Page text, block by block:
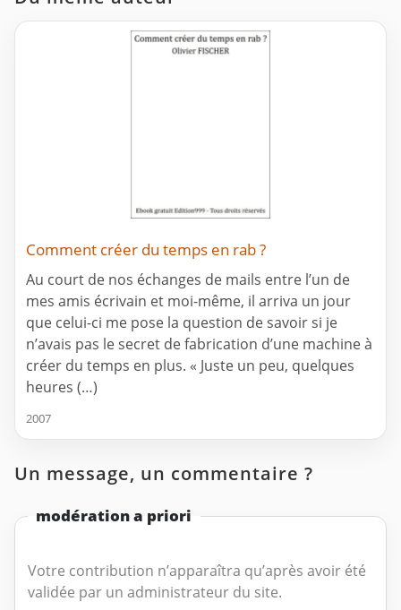
Comment créer du temps en rab ?
Au court de nos échanges de mails entre l’un de
mes amis écrivain et moi-même, il arriva un jour
que celui-ci me pose la question de savoir si je
n’avais pas le secret de fabrication d’une machine à
créer du temps en plus. « Juste un peu, quelques
heures (…)
2007
Un message, un commentaire ?
modération a priori
Votre contribution n’apparaîtra qu’après avoir été
validée par un administrateur du site.